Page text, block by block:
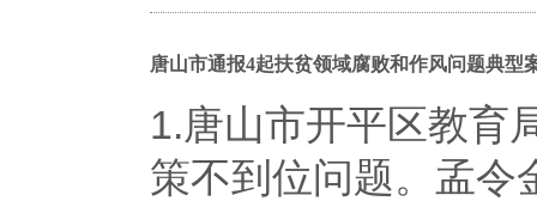
唐山市通报4起扶贫领域腐败和作风问题典型
1.唐山市开平区教育
策不到位问题。孟令